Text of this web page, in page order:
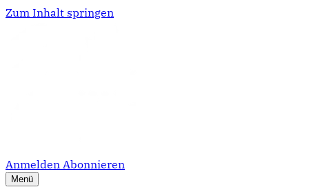
Zum Inhalt springen
Anmelden Abonnieren
Menü